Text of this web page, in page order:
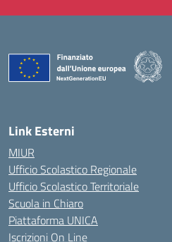
Link Esterni
MIUR
Ufficio Scolastico Regionale
Ufficio Scolastico Territoriale
Scuola in Chiaro
Piattaforma UNICA
Iscrizioni On Line